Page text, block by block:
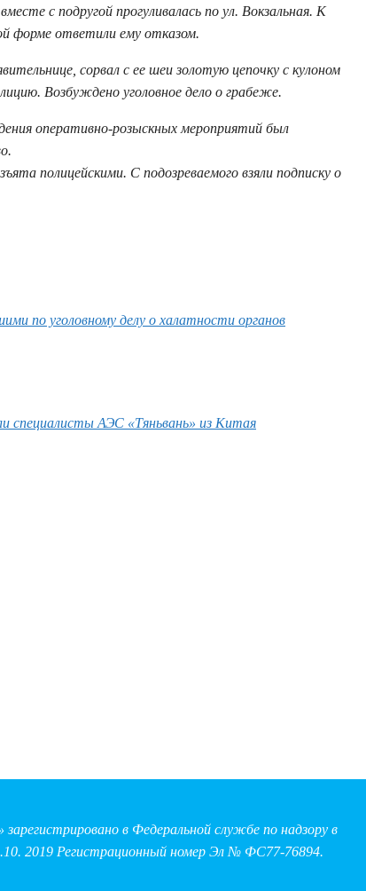
с подругой прогуливалась по ул. Вокзальная. К
форме ответили ему отказом.
сорвал с ее шеи золотую цепочку с кулоном
Возбуждено уголовное дело о грабеже.
оперативно-розыскных мероприятий был
полицейскими. С подозреваемого взяли подписку о
по уголовному делу о халатности органов
специалисты АЭС «Тяньвань» из Китая
в Федеральной службе по надзору в
2019 Регистрационный номер Эл № ФС77-76894.